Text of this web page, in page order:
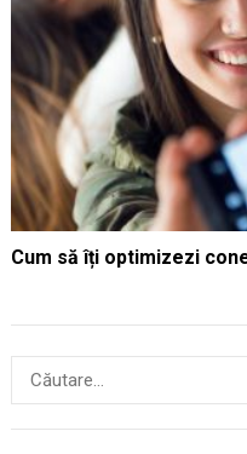
Cum să îți optimizezi
după: